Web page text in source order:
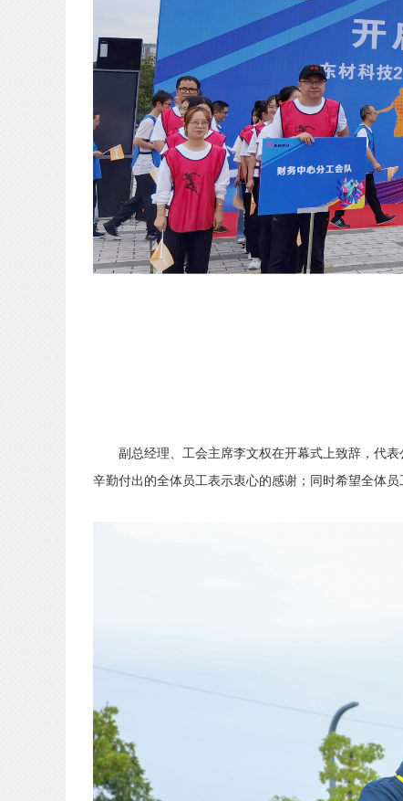
副总经理、 工会主席李文权在开幕式上致辞， 代表
辛勤付出的全体员工表示衷心的感谢；同时希望全体员